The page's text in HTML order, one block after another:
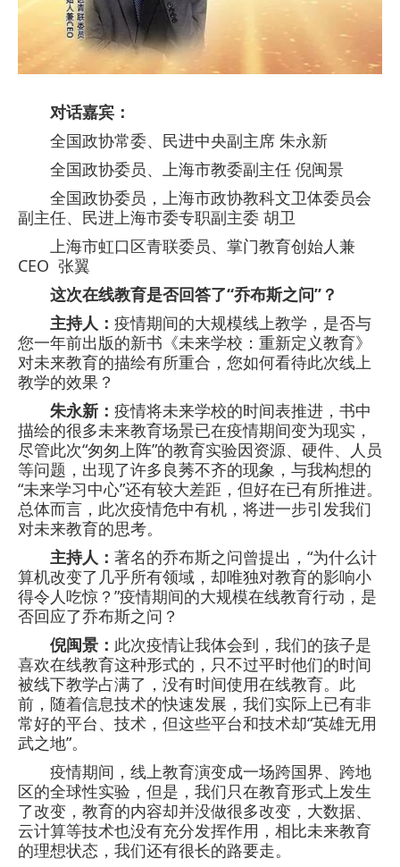
对话嘉宾：
全国政协常委、民进中央副主席 朱永新
全国政协委员、上海市教委副主任 倪闽景
全国政协委员，上海市政协教科文卫体委员会
副主任、民进上海市委专职副主委 胡卫
上海市虹口区青联委员、掌门教育创始人兼
CEO 张翼
这次在线教育是否回答了“乔布斯之问”？
主持人： 疫情期间的大规模线上教学，是否与
您一年前出版的新书《未来学校：重新定义教育》
对未来教育的描绘有所重合，您如何看待此次线上
教学的效果？
朱永新： 疫情将未来学校的时间表推进，书中
描绘的很多未来教育场景已在疫情期间变为现实，
尽管此次“匆匆上阵”的教育实验因资源、硬件、人员
等问题，出现了许多良莠不齐的现象，与我构想的
“未来学习中心”还有较大差距，但好在已有所推进。
总体而言，此次疫情危中有机，将进一步引发我们
对未来教育的思考。
主持人： 著名的乔布斯之问曾提出，“为什么计
算机改变了几乎所有领域，却唯独对教育的影响小
得令人吃惊？”疫情期间的大规模在线教育行动，是
否回应了乔布斯之问？
倪闽景： 此次疫情让我体会到，我们的孩子是
喜欢在线教育这种形式的，只不过平时他们的时间
被线下教学占满了，没有时间使用在线教育。此
前，随着信息技术的快速发展，我们实际上已有非
常好的平台、技术，但这些平台和技术却“英雄无用
武之地”。
疫情期间，线上教育演变成一场跨国界、跨地
区的全球性实验，但是，我们只在教育形式上发生
了改变，教育的内容却并没做很多改变，大数据、
云计算等技术也没有充分发挥作用，相比未来教育
的理想状态，我们还有很长的路要走。